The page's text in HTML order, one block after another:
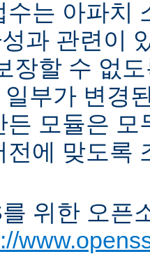
수는 아파치
과 관련이
장할 수 없
일부가 변경
든 모듈은
전에 맞도록
위한 오픈